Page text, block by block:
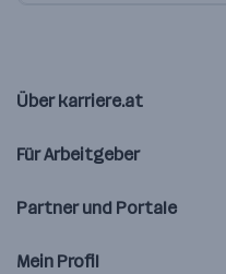
Über karriere.at
Für Arbeitgeber
Partner und Portale
Mein Profil